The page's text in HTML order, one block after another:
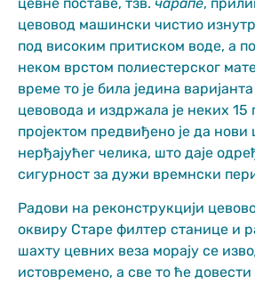
цевовод машински чистио
под високим притиском воде, а
неком врстом полиестерског
време то је била једина
цевовода и издржала је неких 15
пројектом предвиђено је да
нерђајућег челика, што даје
сигурност за дужи времнски
Радови на реконструкцији
оквиру Старе филтер станице и
шахту цевних веза морају се
истовремено, а све то ће довести
to perform
as well as
possible
during your
visit. If you
refuse
these
cookies,
functionality
disappear
from the
website.